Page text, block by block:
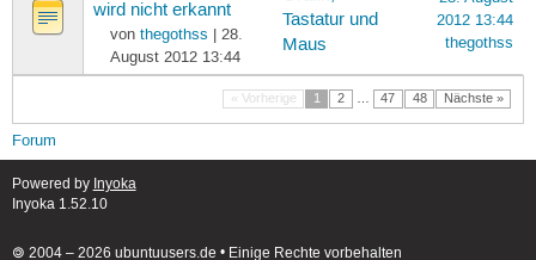
wird nicht erkannt
von thegothss | 28.
August 2012 13:44
Tastatur und
Maus
2012 13:44
thegothss
« Vorherige 1 2 … 47 48 Nächste »
Forum
Powered by Inyoka
Inyoka 1.52.10
🄯 2004 – 2026 ubuntuusers.de • Einige Rechte vorbehalten